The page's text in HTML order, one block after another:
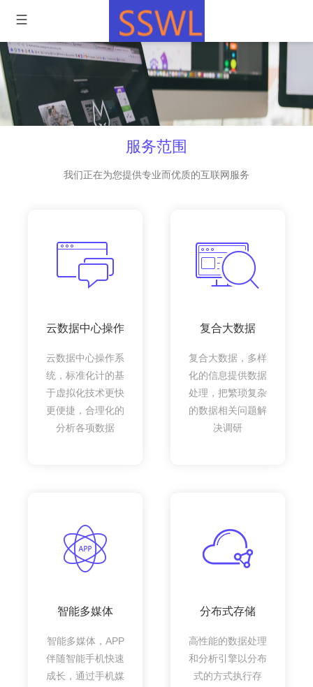
服务范围
我们正在为您提供专业而优质的互联网服务
云数据中心操作
云数据中心操作系
统，标准化计的基
于虚拟化技术更快
更便捷，合理化的
分析各项数据
复合大数据
复合大数据，多样
化的信息提供数据
处理，把繁琐复杂
的数据相关问题解
决调研
智能多媒体
智能多媒体，APP
伴随智能手机快速
成长，通过手机媒
分布式存储
高性能的数据处理
和分析引擎以分布
式的方式执行存